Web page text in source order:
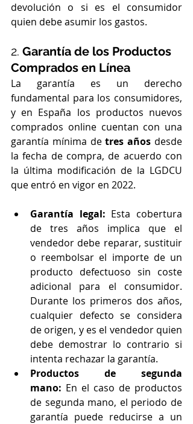
devolución o si es el consumidor
quien debe asumir los gastos.
2. Garantía de los Productos
Comprados en Línea
La garantía es un derecho
fundamental para los consumidores,
y en España los productos nuevos
comprados online cuentan con una
garantía mínima de tres años desde
la fecha de compra, de acuerdo con
la última modificación de la LGDCU
que entró en vigor en 2022.
Garantía legal: Esta cobertura
de tres años implica que el
vendedor debe reparar, sustituir
o reembolsar el importe de un
producto defectuoso sin coste
adicional para el consumidor.
Durante los primeros dos años,
cualquier defecto se considera
de origen, y es el vendedor quien
debe demostrar lo contrario si
intenta rechazar la garantía.
Productos de segunda
mano: En el caso de productos
de segunda mano, el periodo de
garantía puede reducirse a un